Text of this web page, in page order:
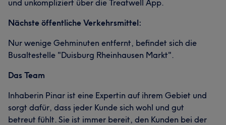
und unkompliziert über die Treatwell App.
Nächste öffentliche Verkehrsmittel:
Nur wenige Gehminuten entfernt, befindet sich die
Busaltestelle "Duisburg Rheinhausen Markt".
Das Team
Inhaberin Pinar ist eine Expertin auf ihrem Gebiet und
sorgt dafür, dass jeder Kunde sich wohl und gut
betreut fühlt. Sie ist immer bereit, den Kunden bei der